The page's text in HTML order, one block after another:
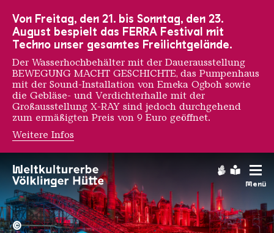
Menü
Katharina Sieverding
Hochofengruppe in Rot
Copyright:
©
Von Freitag, den 21. bis Sonntag, den 23.
August bespielt das FERRA Festival mit
Techno unser gesamtes Freilichtgelände.
Der Wasserhochbehälter mit der Dauerausstellung
BEWEGUNG MACHT GESCHICHTE, das Pumpenhaus
mit der Sound-Installation von Emeka Ogboh sowie
die Gebläse- und Verdichterhalle mit der
Großausstellung X-RAY sind jedoch durchgehend
zum ermäßigten Preis von 9 Euro geöffnet.
Weitere Infos